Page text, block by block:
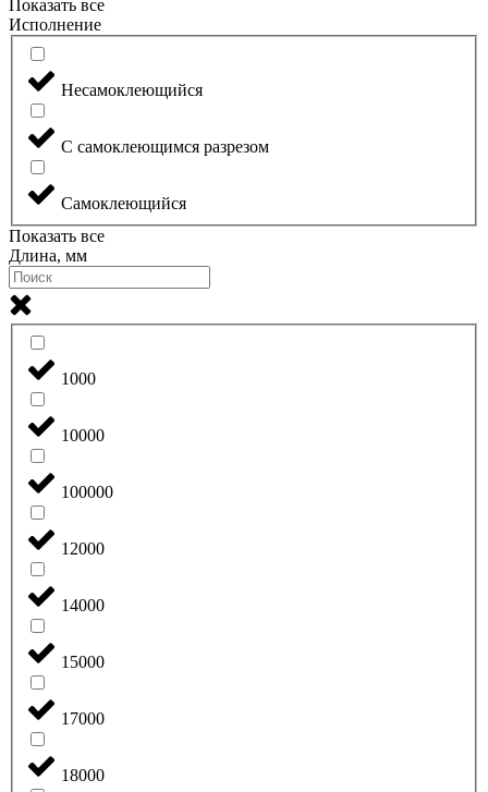
Показать все
Исполнение
Несамоклеющийся
С самоклеющимся разрезом
Самоклеющийся
Показать все
Длина, мм
1000
10000
100000
12000
14000
15000
17000
18000